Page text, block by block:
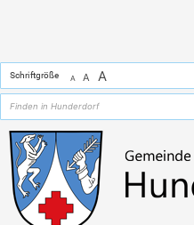
Schriftgröße A A A